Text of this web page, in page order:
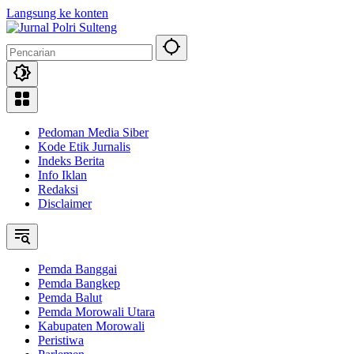
Langsung ke konten
Pedoman Media Siber
Kode Etik Jurnalis
Indeks Berita
Info Iklan
Redaksi
Disclaimer
Pemda Banggai
Pemda Bangkep
Pemda Balut
Pemda Morowali Utara
Kabupaten Morowali
Peristiwa